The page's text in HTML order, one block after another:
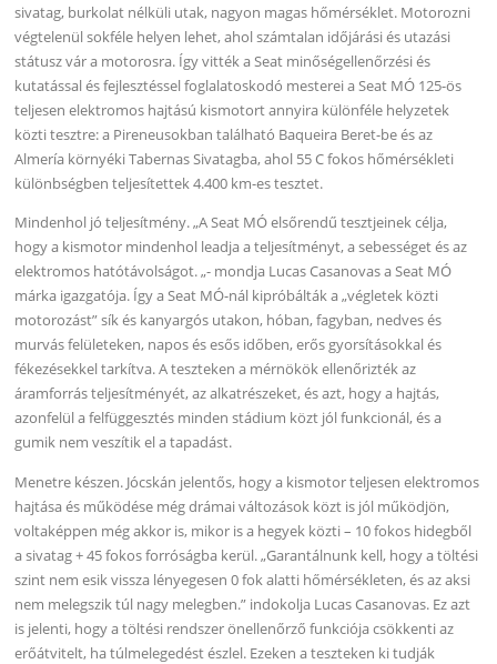
sivatag, burkolat nélküli utak, nagyon magas hőmérséklet. Motorozni
végtelenül sokféle helyen lehet, ahol számtalan időjárási és utazási
státusz vár a motorosra. Így vitték a Seat minőségellenőrzési és
kutatással és fejlesztéssel foglalatoskodó mesterei a Seat MÓ 125-ös
teljesen elektromos hajtású kismotort annyira különféle helyzetek
közti tesztre: a Pireneusokban található Baqueira Beret-be és az
Almería környéki Tabernas Sivatagba, ahol 55 C fokos hőmérsékleti
különbségben teljesítettek 4.400 km-es tesztet.
Mindenhol jó teljesítmény. „A Seat MÓ elsőrendű tesztjeinek célja,
hogy a kismotor mindenhol leadja a teljesítményt, a sebességet és az
elektromos hatótávolságot. „- mondja Lucas Casanovas a Seat MÓ
márka igazgatója. Így a Seat MÓ-nál kipróbálták a „végletek közti
motorozást” sík és kanyargós utakon, hóban, fagyban, nedves és
murvás felületeken, napos és esős időben, erős gyorsításokkal és
fékezésekkel tarkítva. A teszteken a mérnökök ellenőrizték az
áramforrás teljesítményét, az alkatrészeket, és azt, hogy a hajtás,
azonfelül a felfüggesztés minden stádium közt jól funkcionál, és a
gumik nem veszítik el a tapadást.
Menetre készen. Jócskán jelentős, hogy a kismotor teljesen elektromos
hajtása és működése még drámai változások közt is jól működjön,
voltaképpen még akkor is, mikor is a hegyek közti – 10 fokos hidegből
a sivatag + 45 fokos forróságba kerül. „Garantálnunk kell, hogy a töltési
szint nem esik vissza lényegesen 0 fok alatti hőmérsékleten, és az aksi
nem melegszik túl nagy melegben.” indokolja Lucas Casanovas. Ez azt
is jelenti, hogy a töltési rendszer önellenőrző funkciója csökkenti az
erőátvitelt, ha túlmelegedést észlel. Ezeken a teszteken ki tudják